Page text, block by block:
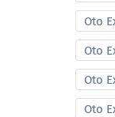
Oto
Oto
Oto
Oto